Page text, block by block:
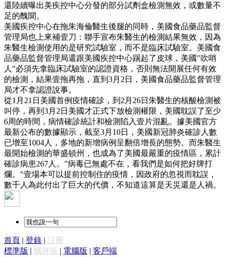
還陸續曝出美疾控中心分發的部分試劑盒檢測無效，或數量不
足的醜聞。
美國疾控中心在拖朱海倫醫生後腿的同時，美國食品藥品監督
管理局也上來補壹刀：聯手宣布朱醫生的檢測結果無效，因為
朱醫生檢測使用的是研究試驗室，而不是臨床試驗室。美國食
品藥品監督管理局還跟美國疾控中心踢起了皮球，美國"吹哨
人"必須先拿臨床試驗室的認證資格，否則無法開展任何有效
的檢測，結果壹拖再拖，直到3月2日，美國食品藥品監督管理
局才不拿認證說事。
從1月21日美國首例疫情確診，到2月26日朱醫生的核酸檢測被
叫停，再到3月2日美國才正式下放檢測權限，美國耽誤了至少
6周的時間，病情確診統計和檢測陷入壹片混亂。據美國官方
最新公布的數據顯示，截至3月10日，美國新冠肺炎確診人數
已增至1004人，多地的新增病例呈翻倍增長的態勢。而朱醫生
最開始檢測的華盛頓州，也成為了美國最嚴重的疫情區，累計
確診病患267人。"病毒已無處不在，看我們是如何把好牌打
爛。"壹場本可以提前控制住的疫情，因政府的忽視而耽誤，
數千人為此付出了巨大的代價，不知道這算是天災還是人禍。
首頁 | 登錄 | 註冊
標準版 | 觸屏版 | 電腦版 | 客戶端